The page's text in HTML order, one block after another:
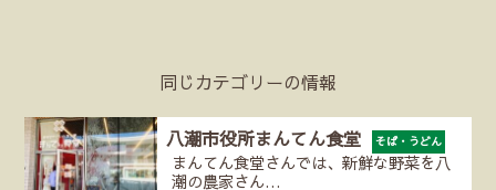
同じカテゴリーの情報
八潮市役所まんてん食堂 そば・うどん
まんてん食堂さんでは、新鮮な野菜を八
潮の農家さん…